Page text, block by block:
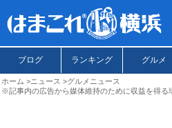
ブログ ランキング グルメ
ホーム ニュース
グルメニュース
※記事内の広告から媒体維持のために収益を得る